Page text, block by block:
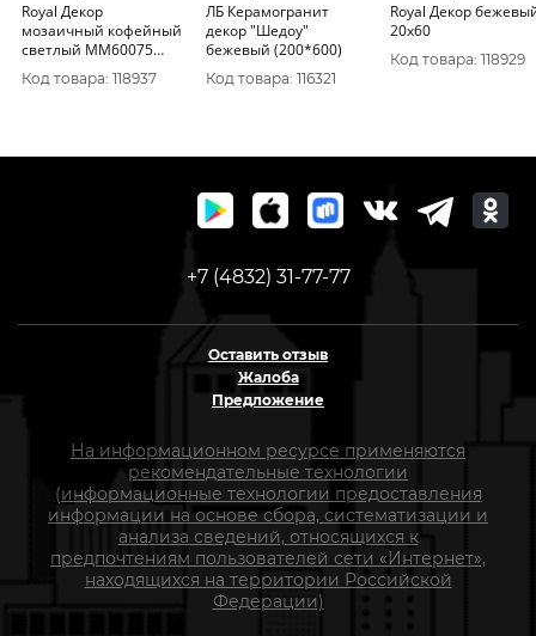
Royal Декор
мозаичный кофейный
светлый MM60075
20х60
Код товара: 118937
ЛБ Керамогранит
декор "Шедоу"
бежевый (200*600)
Код товара: 116321
Royal Декор
20х60
Код товара: 118929
+7 (4832) 31-77-77
Оставить отзыв
Жалоба
Предложение
На информационном ресурсе применяются
рекомендательные технологии
(информационные технологии предоставления
информации на основе сбора, систематизации и
анализа сведений, относящихся к
предпочтениям пользователей сети «Интернет»,
находящихся на территории Российской
Федерации)